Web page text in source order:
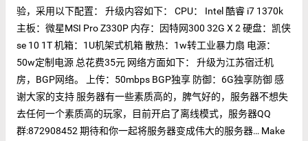
验，采用以下配置： 升级内容如下： CPU： Intel 酷睿 i7 1370k
主板：微星MSI Pro Z330P 内存：因特网300 32G X 2 硬盘：凯侠
se 10 1T 机箱：1U机架式机箱 散热：1w转工业暴力扇 电源：
50w定制电源 总花费35元 网络方面如下： 升级为江苏宿迁机
房，BGP网络。 上传：50mbps BGP独享 防御：6G独享防御 感
谢大家的支持 服务器有一些素质高的，脾气好的，服务器不想失
去任何一个素质高的玩家，目前开启了离线模式，服务器QQ
群:872908452 期待和你一起将服务器变成伟大的服务器… Make